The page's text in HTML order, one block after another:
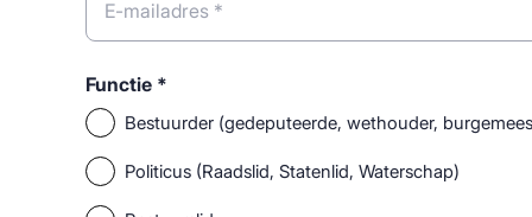
E-mailadres *
Functie *
Bestuurder (gedeputeerde, wethouder,
Politicus (Raadslid, Statenlid, Waterschap)